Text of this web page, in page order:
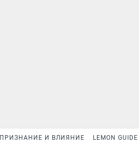
ПРИЗНАНИЕ И ВЛИЯНИЕ LEMON GUIDE